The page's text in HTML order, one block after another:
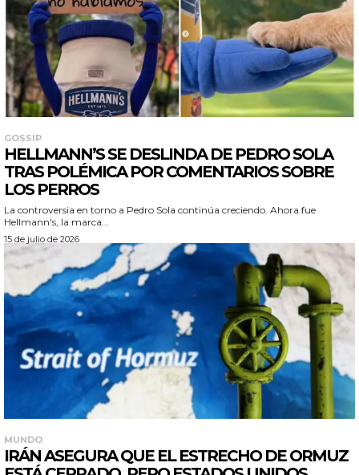
GOSSIP
HELLMANN’S SE DESLINDA DE PEDRO SOLA
TRAS POLÉMICA POR COMENTARIOS SOBRE
LOS PERROS
La controversia en torno a Pedro Sola continúa creciendo. Ahora fue
Hellmann's, la marca...
15 de julio de 2026
MUNDO
IRÁN ASEGURA QUE EL ESTRECHO DE ORMUZ